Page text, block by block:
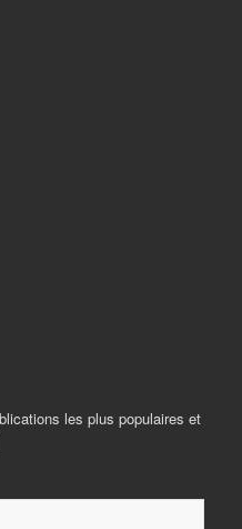
les plus populaires et